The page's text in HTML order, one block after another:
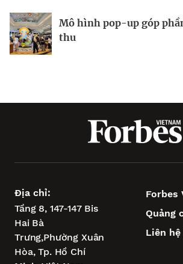
Mô hình pop-up góp
thu
Midcap và penny trỗi dậy
Ngành dệt may định
Địa chỉ:
Tầng 8, 147-147 Bis
Hai Bà
Trưng,Phường Xuân
Hòa,Tp. Hồ Chí
Forbes
Quảng
Liên hệ